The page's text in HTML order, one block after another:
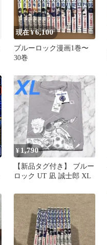
現在 ¥6,100
ブルーロック漫画1巻〜
30巻
¥ 1,790
【新品タグ付き】 ブルー
ロック UT 凪 誠士郎 XL